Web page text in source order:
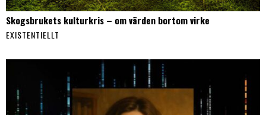
Skogsbrukets kulturkris – om värden bortom virke
EXISTENTIELLT